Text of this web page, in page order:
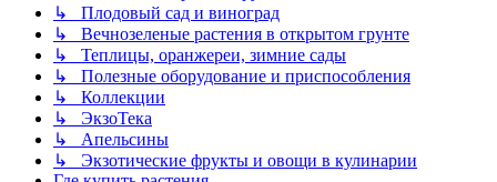
↳ Плодовый сад и виноград
↳ Вечнозеленые растения в открытом грунте
↳ Теплицы, оранжереи, зимние сады
↳ Полезные оборудование и приспособления
↳ Коллекции
↳ ЭкзоТека
↳ Апельсины
↳ Экзотические фрукты и овощи в кулинарии